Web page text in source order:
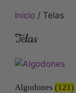
Inicio / Telas
Telas
Algodones (121)